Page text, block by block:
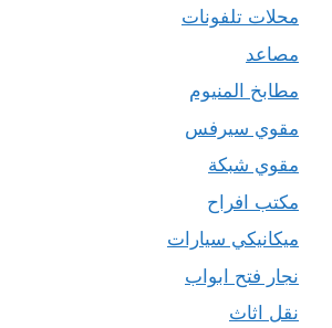
محلات تلفونات
مصاعد
مطابخ المنيوم
مقوي سيرفس
مقوي شبكة
مكتب افراح
ميكانيكي سيارات
نجار فتح ابواب
نقل اثاث